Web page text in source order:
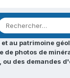
au patrimoine
photos de
des demandes